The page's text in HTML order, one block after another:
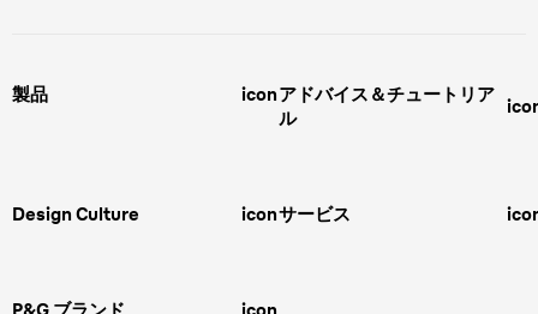
製品 icon
スキンケア
アドバイス＆チュートリア
ル
ボディグルーミング
Design Culture iconサービス